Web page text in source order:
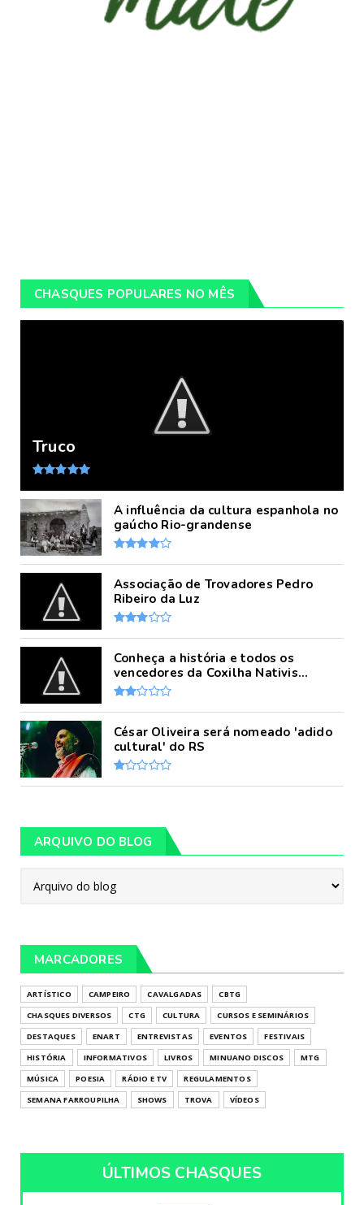
CHASQUES POPULARES NO MÊS
Truco
A influência da cultura espanhola no
gaúcho Rio-grandense
Associação de Trovadores Pedro
Ribeiro da Luz
Conheça a história e todos os
vencedores da Coxilha Nativis...
César Oliveira será nomeado 'adido
cultural' do RS
ARQUIVO DO BLOG
MARCADORES
ARTÍSTICO CAMPEIRO CAVALGADAS
CBTG
CHASQUES DIVERSOS
CTG CULTURA
CURSOS E SEMINÁRIOS
DESTAQUES
ENART ENTREVISTAS EVENTOS
FESTIVAIS
HISTÓRIA
INFORMATIVOS LIVROS MINUANO DISCOS
MTG
MÚSICA
POESIA RÁDIO E TV
REGULAMENTOS
SEMANA FARROUPILHA
SHOWS TROVA VÍDEOS
ÚLTIMOS CHASQUES